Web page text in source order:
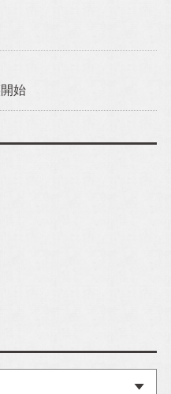
ださい！
メージできるよう完成
いただけ、セミナーで
ぶことができます。お
ださい。
始